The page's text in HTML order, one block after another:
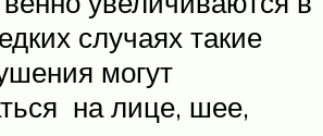
случаях такие
могут
на лице, шее,